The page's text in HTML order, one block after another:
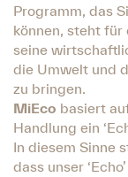
Programm, das
können, steht für
seine
die Umwelt und
zu bringen.
MiEco basiert
Handlung ein
In diesem Sinne
dass unser